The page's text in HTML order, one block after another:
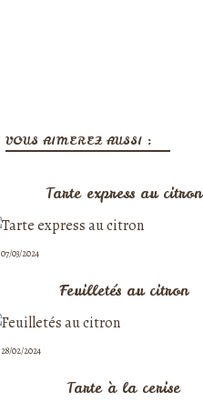
VOUS AIMEREZ AUSSI :
Tarte express au citron
07/03/2024
Feuilletés au citron
28/02/2024
Tarte à la cerise